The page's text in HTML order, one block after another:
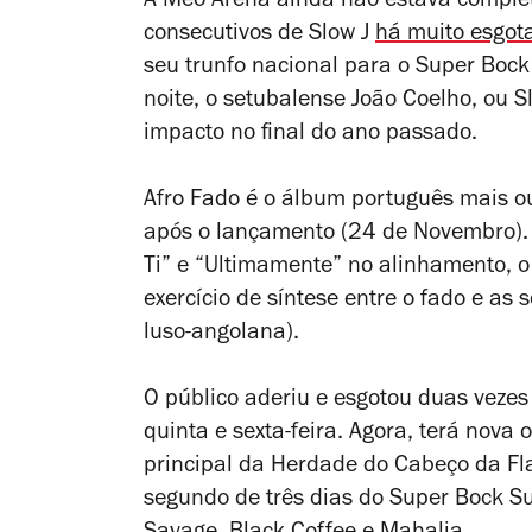
consecutivos de Slow J há muito
seu trunfo nacional para o Super
noite, o setubalense João Coelho, ou
impacto no final do ano passado.
Afro Fado é o álbum português mais
após o lançamento (24 de Novembro).
Ti” e “Ultimamente” no alinhamento,
exercício de síntese entre o fado e as
luso-angolana).
O público aderiu e esgotou duas
quinta e sexta-feira. Agora, terá nova
principal da Herdade do Cabeço da
segundo de três dias do Super Bock